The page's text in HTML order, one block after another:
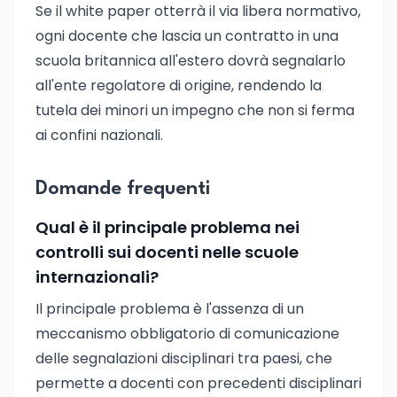
Se il white paper otterrà il via libera normativo,
ogni docente che lascia un contratto in una
scuola britannica all'estero dovrà segnalarlo
all'ente regolatore di origine, rendendo la
tutela dei minori un impegno che non si ferma
ai confini nazionali.
Domande frequenti
Qual è il principale problema nei
controlli sui docenti nelle scuole
internazionali?
Il principale problema è l'assenza di un
meccanismo obbligatorio di comunicazione
delle segnalazioni disciplinari tra paesi, che
permette a docenti con precedenti disciplinari